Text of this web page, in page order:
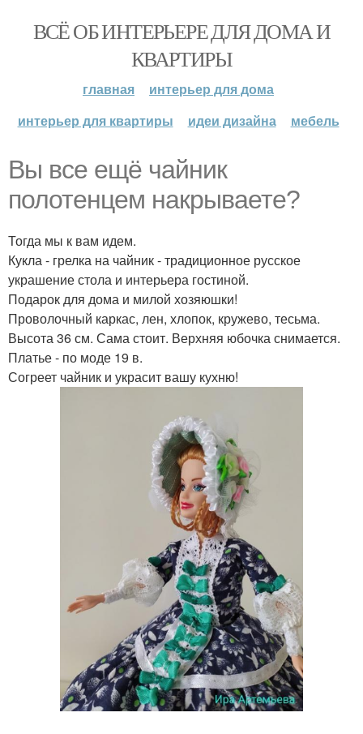
ВСЁ ОБ ИНТЕРЬЕРЕ ДЛЯ ДОМА И
КВАРТИРЫ
главная
интерьер для дома
интерьер для квартиры
идеи дизайна мебель
Вы все ещё чайник
полотенцем накрываете?
Тогда мы к вам идем.
Кукла - грелка на чайник - традиционное русское
украшение стола и интерьера гостиной.
Подарок для дома и милой хозяюшки!
Проволочный каркас, лен, хлопок, кружево, тесьма.
Высота 36 см. Сама стоит. Верхняя юбочка снимается.
Платье - по моде 19 в.
Согреет чайник и украсит вашу кухню!